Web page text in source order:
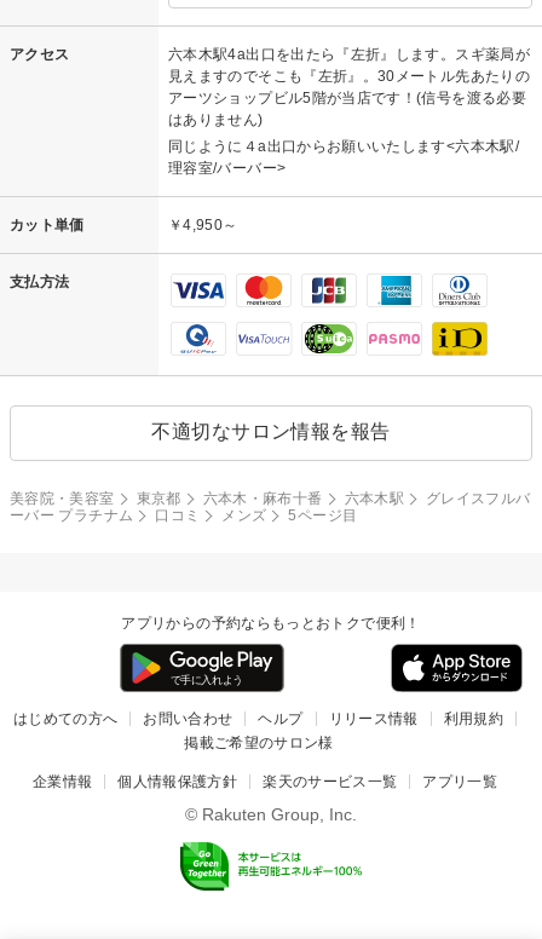
アクセス
六本木駅4a出口を出たら『左折』します。スギ薬局が
見えますのでそこも『左折』。30メートル先あたりの
アーツショップビル5階が当店です！(信号を渡る必要
はありません)
同じように４a出口からお願いいたします<六本木駅/
理容室/バーバー>
カット単価 ￥4,950～
支払方法
不適切なサロン情報を報告
美容院・美容室 東京都 六本木・麻布十番 六本木駅
グレイスフルバ
ーバー プラチナム
口コミ メンズ 5ページ目
アプリからの予約ならもっとおトクで便利！
はじめての方へ お問い合わせ ヘルプ リリース情報
利用規約
掲載ご希望のサロン様
企業情報 個人情報保護方針 楽天のサービス一覧 アプリ一覧
© Rakuten Group, Inc.